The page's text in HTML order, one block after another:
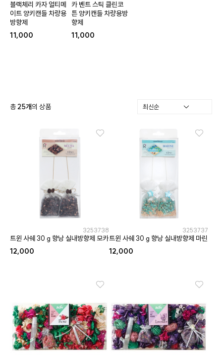
블랙체리 카자 얼티메
이트 양키캔들 차량용
방향제
11,000
카 벤트 스틱 클린코
튼 양키캔들 차량용방
향제
11,000
총 25개의 상품
3253738
트윈 사쉐 30 g 향낭 실내방향제 모카
12,000
3253737
트윈 사쉐 30 g 향낭 실내방향제 마린
12,000